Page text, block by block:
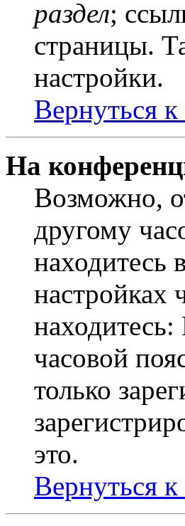
раздел;
страницы.
настройки.
Вернуться к
На
Возможно,
другому
находитесь
настройках
часовой
только
это.
Вернуться к